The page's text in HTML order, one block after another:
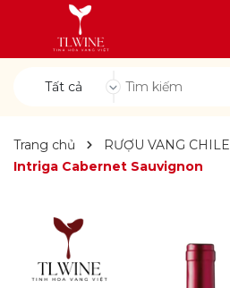
Tất cả
Trang chủ RƯỢU VANG CHILE
Intriga Cabernet Sauvignon